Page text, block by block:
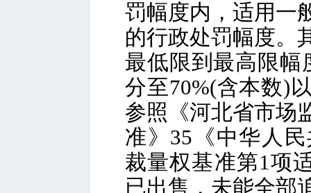
罚幅度内，适用一
的行政处罚幅度。
最低限到最高限幅
分至70%(含本数)
参照《河北省市场
准》35《中华人
裁量权基准第1项
已出售，未能全部